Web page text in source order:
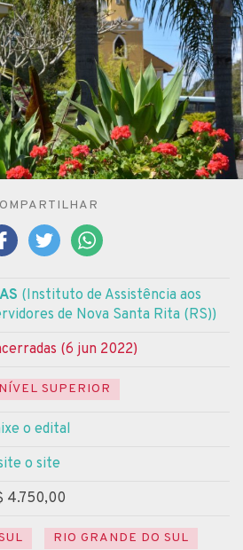
(Instituto de Assistência aos
de Nova Santa Rita (RS))
(6 jun 2022)
NÍVEL SUPERIOR
o edital
o site
4.750,00
RIO GRANDE DO SUL